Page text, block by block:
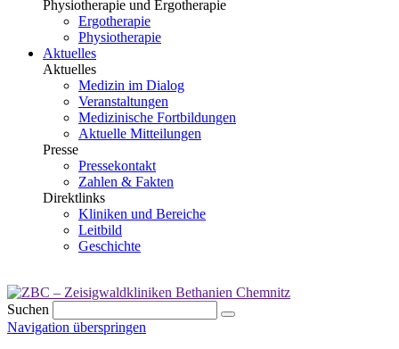
Physiotherapie und Ergotherapie
Ergotherapie
Physiotherapie
Aktuelles
Aktuelles
Medizin im Dialog
Veranstaltungen
Medizinische Fortbildungen
Aktuelle Mitteilungen
Presse
Pressekontakt
Zahlen & Fakten
Direktlinks
Kliniken und Bereiche
Leitbild
Geschichte
Suchen
Navigation überspringen